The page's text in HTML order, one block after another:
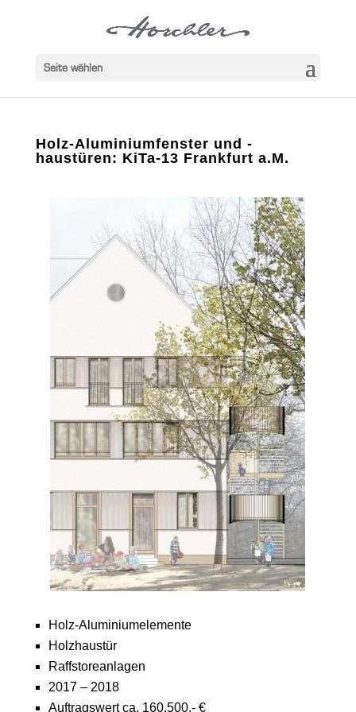
Seite wählen
Holz-Aluminiumfenster und -
haustüren: KiTa-13 Frankfurt a.M.
Holz-Aluminiumelemente
Holzhaustür
Raffstoreanlagen
2017 – 2018
Auftragswert ca. 160.500,- €